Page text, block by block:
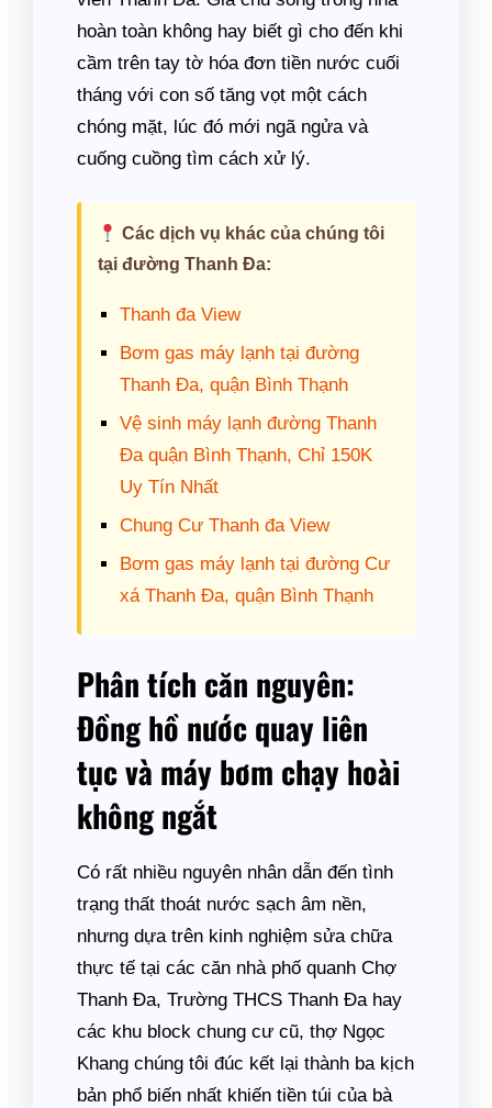
hoàn toàn không hay biết gì cho đến khi
cầm trên tay tờ hóa đơn tiền nước cuối
tháng với con số tăng vọt một cách
chóng mặt, lúc đó mới ngã ngửa và
cuống cuồng tìm cách xử lý.
Các dịch vụ khác của chúng tôi
tại đường Thanh Đa:
Thanh đa View
Bơm gas máy lạnh tại đường
Thanh Đa, quận Bình Thạnh
Vệ sinh máy lạnh đường Thanh
Đa quận Bình Thạnh, Chỉ 150K
Uy Tín Nhất
Chung Cư Thanh đa View
Bơm gas máy lạnh tại đường Cư
xá Thanh Đa, quận Bình Thạnh
Phân tích căn nguyên:
Đồng hồ nước quay liên
tục và máy bơm chạy hoài
không ngắt
Có rất nhiều nguyên nhân dẫn đến tình
trạng thất thoát nước sạch âm nền,
nhưng dựa trên kinh nghiệm sửa chữa
thực tế tại các căn nhà phố quanh Chợ
Thanh Đa, Trường THCS Thanh Đa hay
các khu block chung cư cũ, thợ Ngọc
Khang chúng tôi đúc kết lại thành ba kịch
bản phổ biến nhất khiến tiền túi của bà